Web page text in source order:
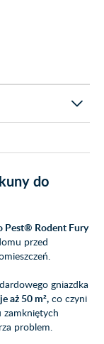
do
Pest® Rodent Fury
przed
gniazdka
aż 50 m², co czyni
zamkniętych
problem.